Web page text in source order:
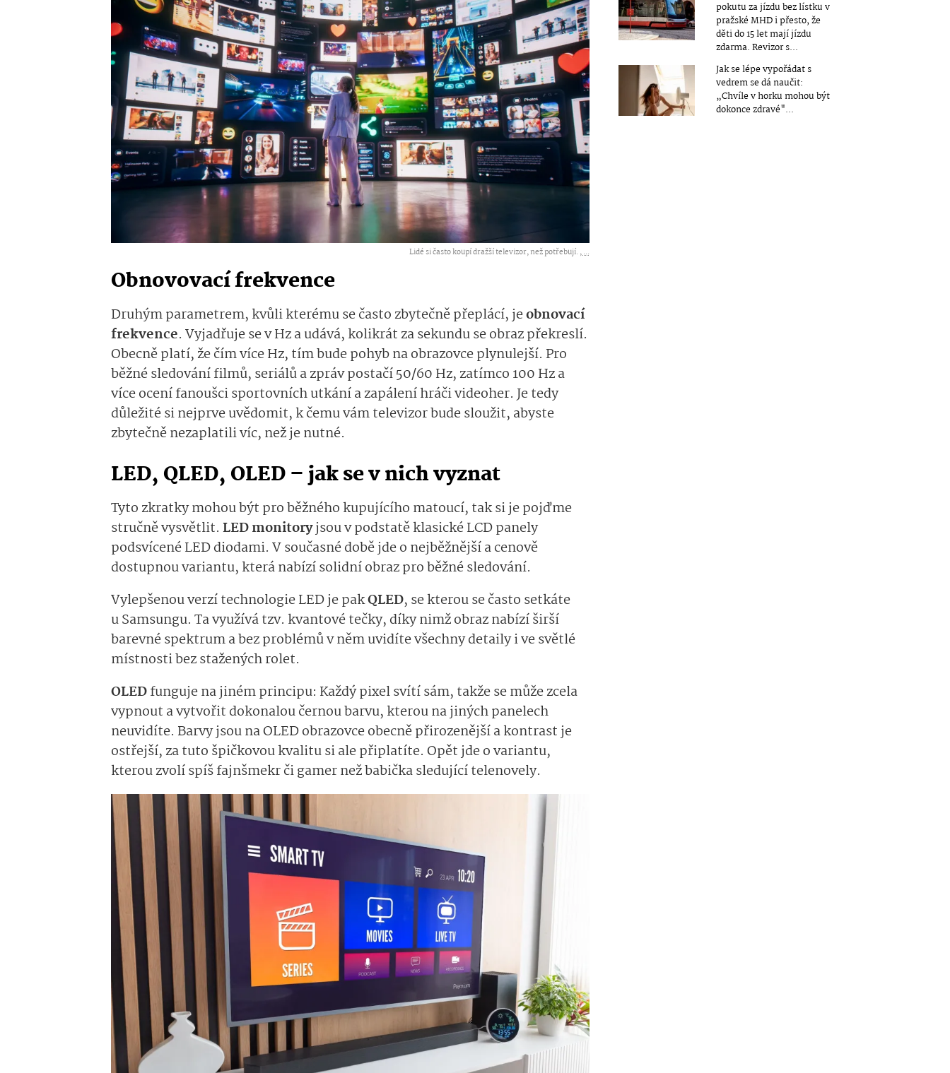
Lidé si často koupí dražší televizor, než potřebují. ,...
Obnovovací frekvence
Druhým parametrem, kvůli kterému se často zbytečně přeplácí, jeobnovací
frekvence. Vyjadřuje se v Hz a udává, kolikrát za sekundu se obraz překreslí.
Obecně platí, že čím více Hz, tím bude pohyb na obrazovce plynulejší. Pro
běžné sledování filmů, seriálů a zpráv postačí 50/60 Hz, zatímco 100 Hz a
více ocení fanoušci sportovních utkání a zapálení hráči videoher. Je tedy
důležité si nejprve uvědomit, k čemu vám televizor bude sloužit, abyste
zbytečně nezaplatili víc, než je nutné.
LED, QLED, OLED – jak se v nich vyznat
Tyto zkratky mohou být pro běžného kupujícího matoucí, tak si je pojďme
stručně vysvětlit. LED monitoryjsou v podstatě klasické LCD panely
podsvícené LED diodami. V současné době jde o nejběžnější a cenově
dostupnou variantu, která nabízí solidní obraz pro běžné sledování.
Vylepšenou verzí technologie LED je pakQLED, se kterou se často setkáte
u Samsungu. Ta využívá tzv. kvantové tečky, díky nimž obraz nabízí širší
barevné spektrum a bez problémů v něm uvidíte všechny detaily i ve světlé
místnosti bez stažených rolet.
OLEDfunguje na jiném principu: Každý pixel svítí sám, takže se může zcela
vypnout a vytvořit dokonalou černou barvu, kterou na jiných panelech
neuvidíte. Barvy jsou na OLED obrazovce obecně přirozenější a kontrast je
ostřejší, za tuto špičkovou kvalitu si ale připlatíte. Opět jde o variantu,
kterou zvolí spíš fajnšmekr či gamer než babička sledující telenovely.
pokutu za jízdu bez lístku v
pražské MHD i přesto, že
děti do 15 let mají jízdu
zdarma. Revizor s...
Jak se lépe vypořádat s
vedrem se dá naučit:
„Chvíle v horku mohou být
dokonce zdravé"...